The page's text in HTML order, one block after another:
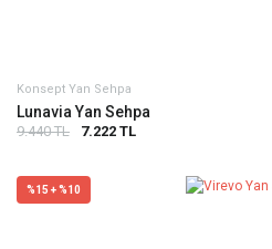
Konsept Yan Sehpa
Lunavia Yan Sehpa
9.440 TL 7.222 TL
%15 + %10